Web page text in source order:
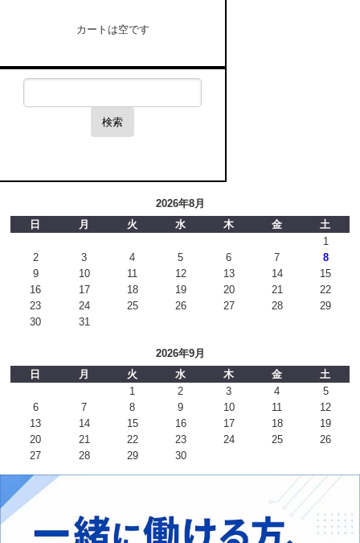
カートは空です
検索
2026年8月
日
月 火 水 木 金
土
1
2
3 4 5 6 7
8
9
10 11 12 13 14
15
16
17 18 19 20 21
22
23
24 25 26 27 28
29
30
31
2026年9月
日
月 火 水 木 金
土
1
2 3 4
5
6
7 8 9 10 11
12
13
14 15 16 17 18
19
20
21 22 23 24 25
26
27
28 29 30